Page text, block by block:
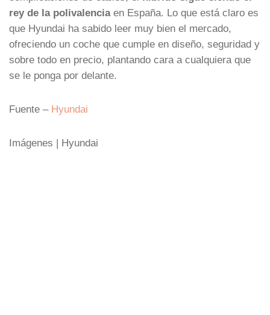
rey de la polivalenciaen España. Lo que está claro es
que Hyundai ha sabido leer muy bien el mercado,
ofreciendo un coche que cumple en diseño, seguridad y
sobre todo en precio, plantando cara a cualquiera que
se le ponga por delante.
Fuente – Hyundai
Imágenes | Hyundai